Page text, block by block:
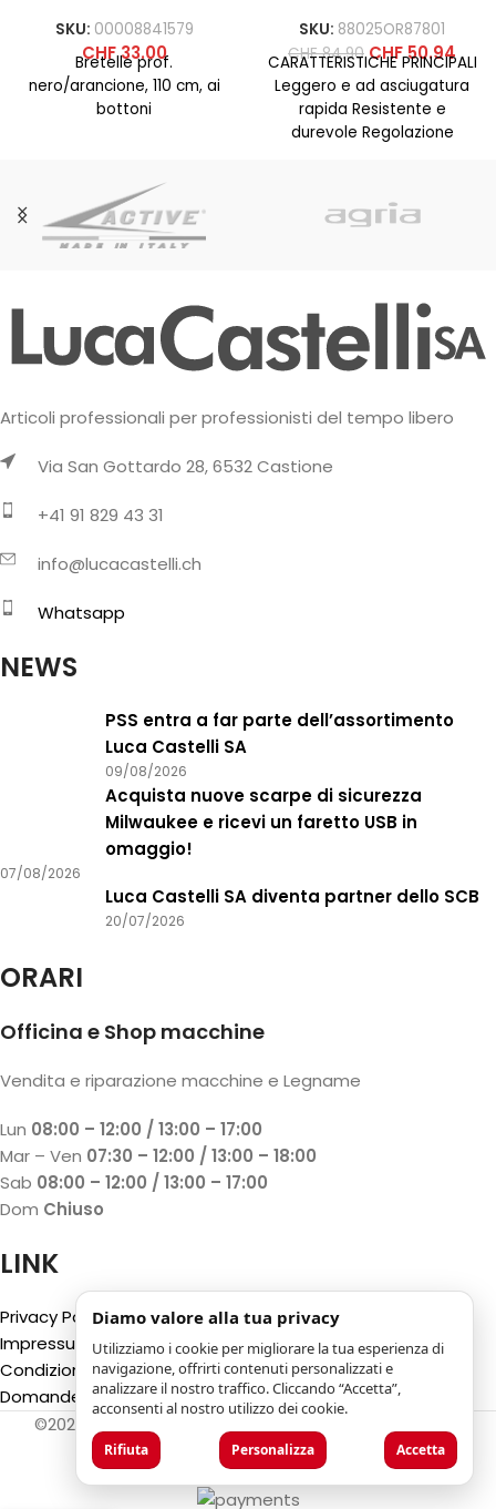
SKU: 00008841579
CHF33.00
Bretelle prof.
nero/arancione, 110 cm, ai
bottoni
SKU: 88025OR87801
CHF84.90 CHF50.94
CARATTERISTICHE PRINCIPALI
Leggero e ad asciugatura
rapida Resistente e
durevole Regolazione
chiama! Con il
Articoli professionali per professionisti del tempo libero
Via San Gottardo 28, 6532 Castione
+41 91 829 43 31
info@lucacastelli.ch
Whatsapp
NEWS
PSS entra a far parte dell’assortimento
Luca Castelli SA
09/08/2026
Acquista nuove scarpe di sicurezza
Milwaukee e ricevi un faretto USB in
omaggio!
07/08/2026
Luca Castelli SA diventa partner dello SCB
20/07/2026
ORARI
Officina e Shop macchine
Vendita e riparazione macchine e Legname
Lun 08:00 – 12:00 / 13:00 – 17:00
Mar – Ven 07:30 – 12:00 / 13:00 – 18:00
Sab 08:00 – 12:00 / 13:00 – 17:00
Dom Chiuso
LINK
Privacy Policy
Impressum
Condizioni generali
Domande Frequenti (FAQ)
©2025
Castione (CH)
Diamo valore alla tua privacy
Utilizziamo i cookie per migliorare la tua esperienza di
navigazione, offrirti contenuti personalizzati e
analizzare il nostro traffico. Cliccando “Accetta”,
acconsenti al nostro utilizzo dei cookie.
Rifiuta Personalizza Accetta